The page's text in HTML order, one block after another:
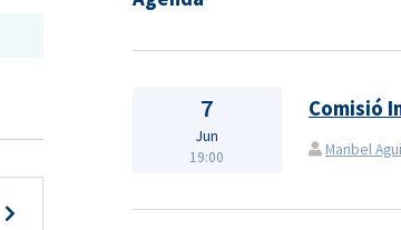
7
Jun
19:00
Comisió
Maribel